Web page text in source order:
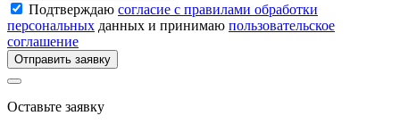
Подтверждаю согласие с правилами обработки
персональных данных и принимаю пользовательское
соглашение
Отправить заявку
Оставьте заявку